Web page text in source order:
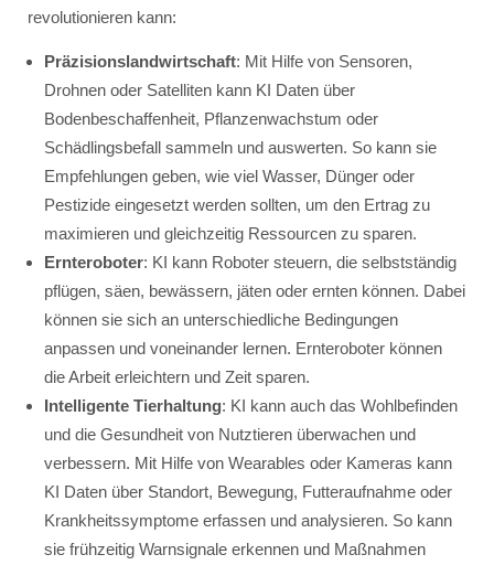
revolutionieren kann:
Präzisionslandwirtschaft: Mit Hilfe von Sensoren,
Drohnen oder Satelliten kann KI Daten über
Bodenbeschaffenheit, Pflanzenwachstum oder
Schädlingsbefall sammeln und auswerten. So kann sie
Empfehlungen geben, wie viel Wasser, Dünger oder
Pestizide eingesetzt werden sollten, um den Ertrag zu
maximieren und gleichzeitig Ressourcen zu sparen.
Ernteroboter: KI kann Roboter steuern, die selbstständig
pflügen, säen, bewässern, jäten oder ernten können. Dabei
können sie sich an unterschiedliche Bedingungen
anpassen und voneinander lernen. Ernteroboter können
die Arbeit erleichtern und Zeit sparen.
Intelligente Tierhaltung: KI kann auch das Wohlbefinden
und die Gesundheit von Nutztieren überwachen und
verbessern. Mit Hilfe von Wearables oder Kameras kann
KI Daten über Standort, Bewegung, Futteraufnahme oder
Krankheitssymptome erfassen und analysieren. So kann
sie frühzeitig Warnsignale erkennen und Maßnahmen